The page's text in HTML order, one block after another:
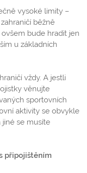
vysoké limity –
běžně
bude hradit jen
u základních
vždy. A jestli
věnujte
sportovních
aktivity se obvykle
jiné se musíte
připojištěním